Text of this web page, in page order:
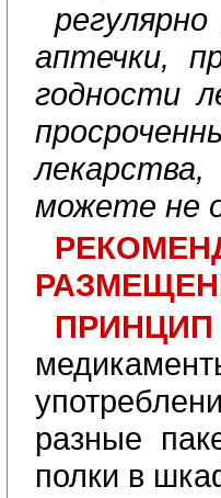
аптечки,
годности
можете не
ПРИНЦИП
разные
полки в